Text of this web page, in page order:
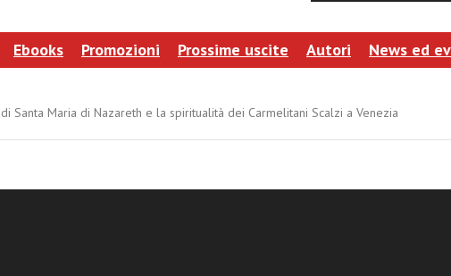
Ebooks Promozioni Prossime uscite Autori News ed
Santa Maria di Nazareth e la spiritualità dei Carmelitani Scalzi a Venezia